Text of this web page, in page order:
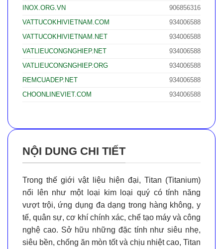
INOX.ORG.VN
906856316
VATTUCOKHIVIETNAM.COM
934006588
VATTUCOKHIVIETNAM.NET
934006588
VATLIEUCONGNGHIEP.NET
934006588
VATLIEUCONGNGHIEP.ORG
934006588
REMCUADEP.NET
934006588
CHOONLINEVIET.COM
934006588
NỘI DUNG CHI TIẾT
Trong thế giới vật liệu hiện đại, Titan (Titanium)
nổi lên như một loại kim loại quý có tính năng
vượt trội, ứng dụng đa dạng trong hàng không, y
tế, quân sự, cơ khí chính xác, chế tạo máy và công
nghệ cao. Sở hữu những đặc tính nhưsiêu nhẹ,
siêu bền, chống ăn mòn tốt và chịu nhiệt cao, Titan